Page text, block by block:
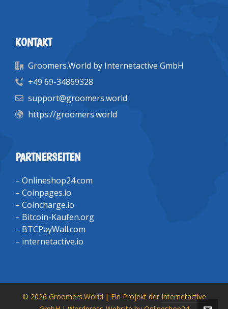
KONTAKT
Groomers.World by Internetactive GmbH
+49 69-34869328
support@groomers.world
https://groomers.world
PARTNERSEITEN
– Onlineshop24.com
– Coinpages.io
– Coincharge.io
– Bitcoin-Kaufen.org
– BTCPayWall.com
– internetactive.io
© 2026 Groomers.World | Ein Projekt der Internetactive